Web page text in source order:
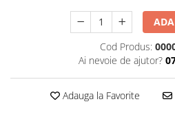
Module Wireless
Senzori Arduino
pentru Arduino
Cod Produs:
Ai nevoie de ajutor?
Adauga la Favorite